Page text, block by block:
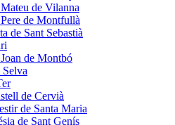
de Vilanna
de Montfullà
de Sant Sebastià
de Montbó
Selva
de Cervià
de Santa Maria
de Sant Genís